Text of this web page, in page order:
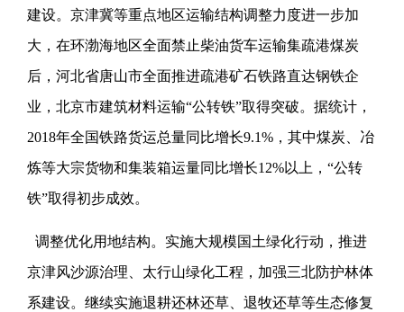
建设。京津冀等重点地区运输结构调整力度进一步加
大，在环渤海地区全面禁止柴油货车运输集疏港煤炭
后，河北省唐山市全面推进疏港矿石铁路直达钢铁企
业，北京市建筑材料运输“公转铁”取得突破。据统计，
2018年全国铁路货运总量同比增长9.1%，其中煤炭、冶
炼等大宗货物和集装箱运量同比增长12%以上，“公转
铁”取得初步成效。
调整优化用地结构。实施大规模国土绿化行动，推进
京津风沙源治理、太行山绿化工程，加强三北防护林体
系建设。继续实施退耕还林还草、退牧还草等生态修复